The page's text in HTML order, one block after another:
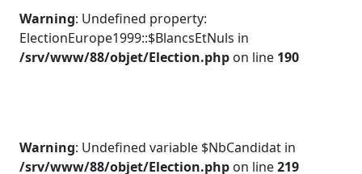
Warning: Undefined property:
ElectionEurope1999::$BlancsEtNuls in
/srv/www/88/objet/Election.php on line 190
Warning: Undefined variable $NbCandidat in
/srv/www/88/objet/Election.php on line219